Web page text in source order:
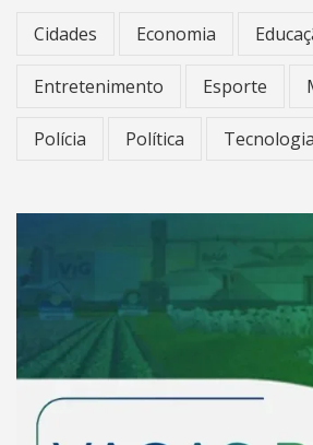
Cidades Economia
Entretenimento Esporte
Polícia Política Tecnologia